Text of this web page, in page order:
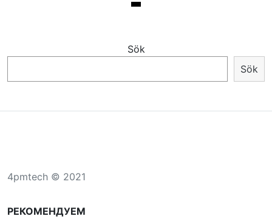
Sök
Sök
4pmtech © 2021
РЕКОМЕНДУЕМ